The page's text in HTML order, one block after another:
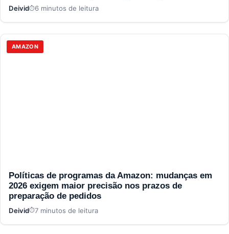
Deivid 6 minutos de leitura
AMAZON
Políticas de programas da Amazon: mudanças em
2026 exigem maior precisão nos prazos de
preparação de pedidos
Deivid 7 minutos de leitura